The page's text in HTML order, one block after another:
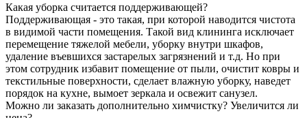
Какая уборка считается поддерживающей?
Поддерживающая - это такая, при которой наводится чистота
в видимой части помещения. Такой вид клининга исключает
перемещение тяжелой мебели, уборку внутри шкафов,
удаление въевшихся застарелых загрязнений и т.д. Но при
этом сотрудник избавит помещение от пыли, очистит ковры и
текстильные поверхности, сделает влажную уборку, наведет
порядок на кухне, вымоет зеркала и освежит санузел.
Можно ли заказать дополнительно химчистку? Увеличится ли